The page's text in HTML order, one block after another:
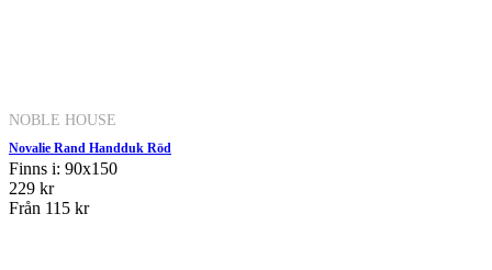
NOBLE HOUSE
Novalie Rand Handduk Röd
Finns i: 90x150
229 kr
Från 115 kr